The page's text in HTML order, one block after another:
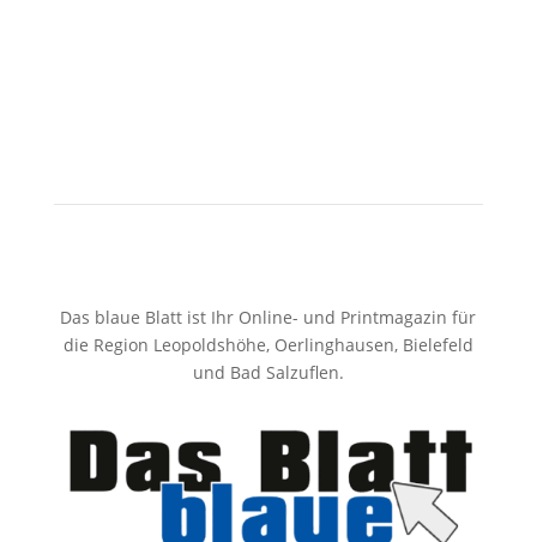
Das blaue Blatt ist Ihr Online- und Printmagazin für
die Region Leopoldshöhe, Oerlinghausen, Bielefeld
und Bad Salzuflen.